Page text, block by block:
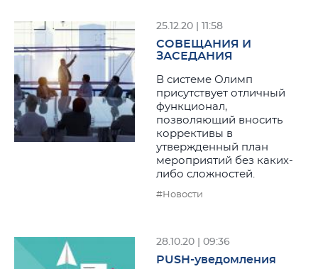
25.12.20 | 11:58
СОВЕЩАНИЯ И
ЗАСЕДАНИЯ
В системе Олимп
присутствует отличный
функционал,
позволяющий вносить
коррективы в
утвержденный план
мероприятий без каких-
либо сложностей.
#Новости
28.10.20 | 09:36
PUSH-уведомления